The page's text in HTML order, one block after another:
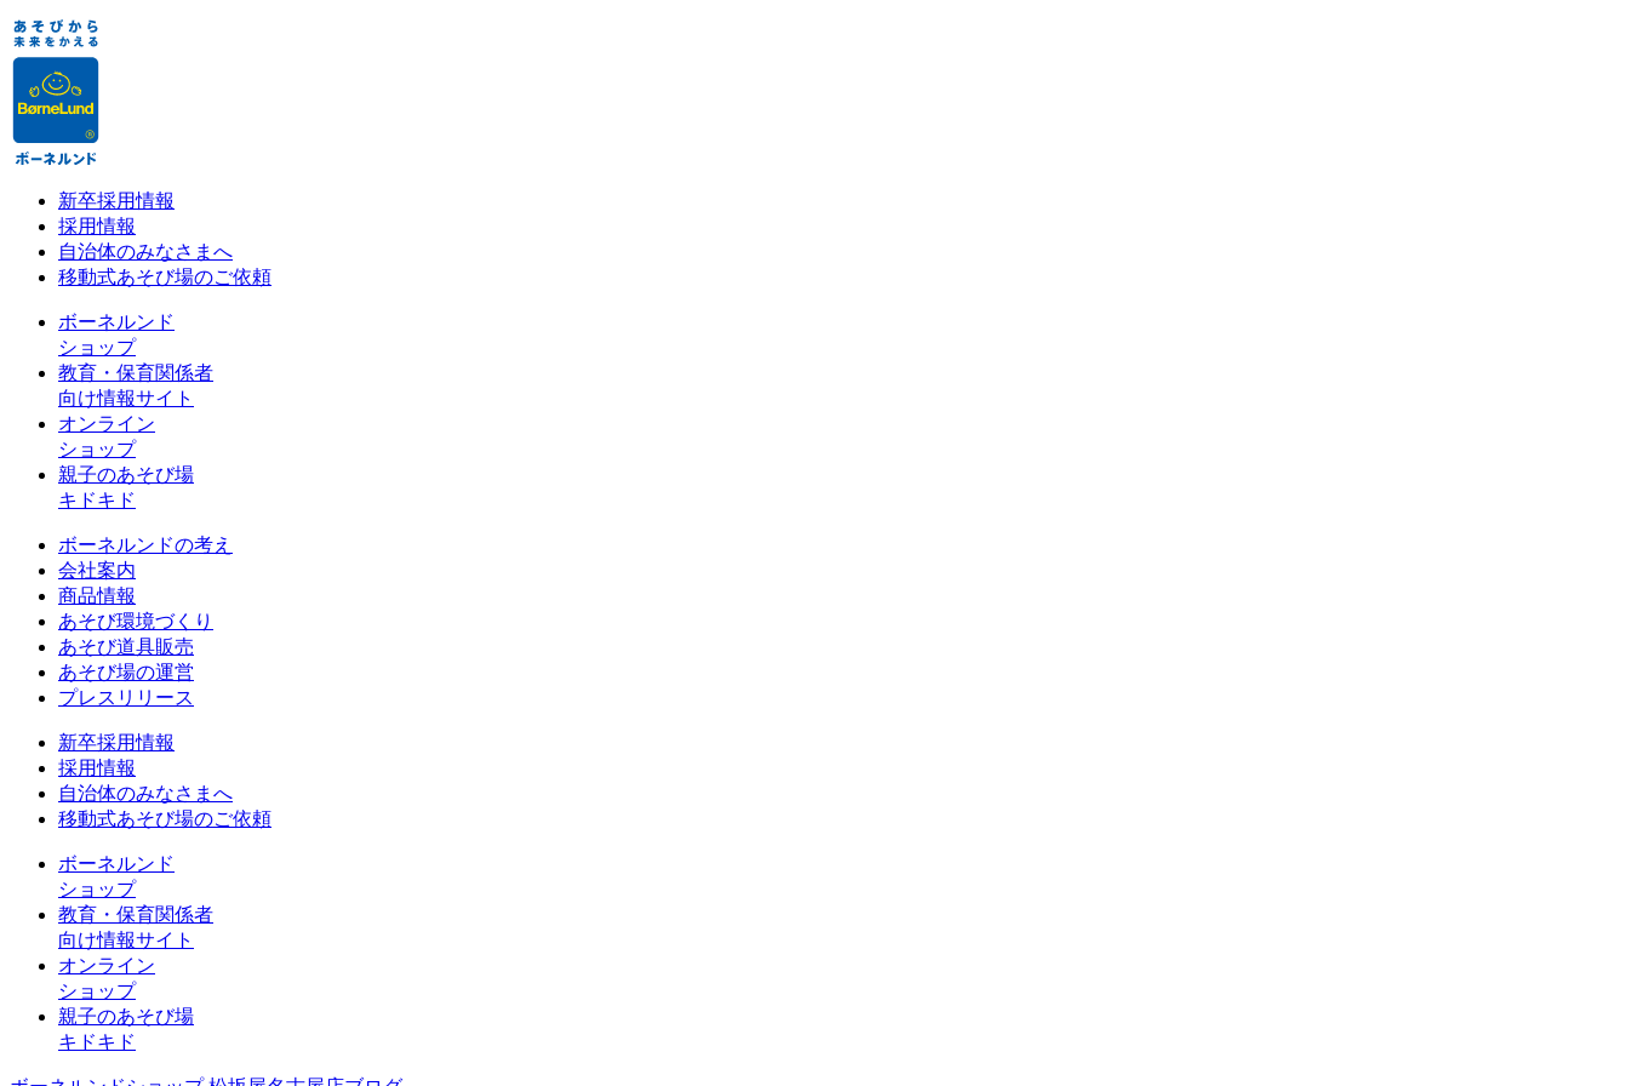
新卒採用情報
採用情報
自治体のみなさまへ
移動式あそび場のご依頼
ボーネルンド
ショップ
教育・保育関係者
向け情報サイト
オンライン
ショップ
親子のあそび場
キドキド
ボーネルンドの考え
会社案内
商品情報
あそび環境づくり
あそび道具販売
あそび場の運営
プレスリリース
新卒採用情報
採用情報
自治体のみなさまへ
移動式あそび場のご依頼
ボーネルンド
ショップ
教育・保育関係者
向け情報サイト
オンライン
ショップ
親子のあそび場
キドキド